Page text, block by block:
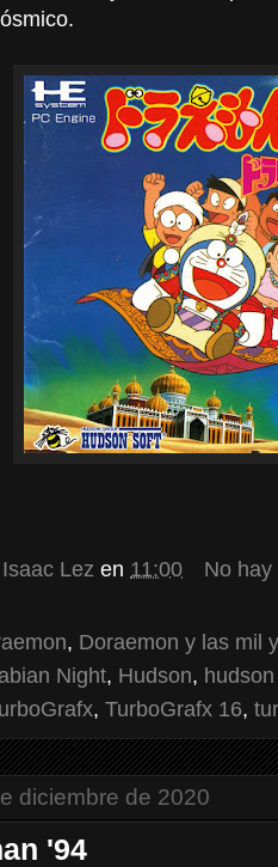
Isaac Lez en 11:00 No
, Doraemon y las mil
Night, Hudson,
, TurboGrafx 16,
diciembre de 2020
'94